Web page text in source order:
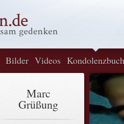
Bilder Videos Kondolenzbuch
Marc
Grüßung